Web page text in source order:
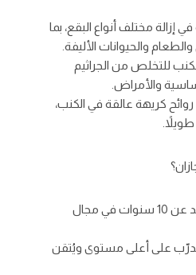
إزالة مختلف أنواع البقع، بما
والحيوانات الأليفة.
للتخلص من الجراثيم
والأمراض.
روائح كريهة عالقة في الكنب،
خبرة واسعة: نمتلك خبرةً تُزيد عن 10 سنوات في مجال
على أعلى مستوى ويُتقن